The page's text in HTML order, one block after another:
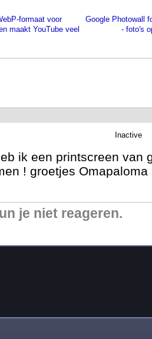
formaat voor
maakt YouTube veel
Google Photowall
- foto's
Inactive
ik een printscreen van
! groetjes Omapaloma
je niet reageren.